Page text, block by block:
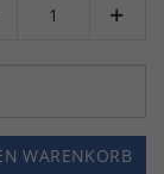

WARENKORB